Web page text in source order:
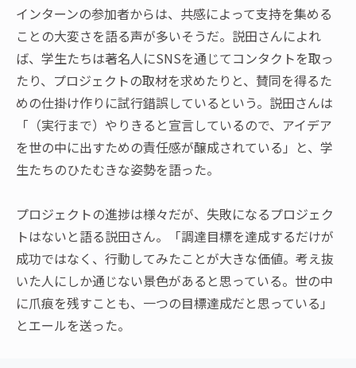
インターンの参加者からは、共感によって支持を集める
ことの大変さを語る声が多いそうだ。説田さんによれ
ば、学生たちは著名人にSNSを通じてコンタクトを取っ
たり、プロジェクトの取材を求めたりと、賛同を得るた
めの仕掛け作りに試行錯誤しているという。説田さんは
「（実行まで）やりきると宣言しているので、アイデア
を世の中に出すための責任感が醸成されている」と、学
生たちのひたむきな姿勢を語った。
プロジェクトの進捗は様々だが、失敗になるプロジェク
トはないと語る説田さん。「調達目標を達成するだけが
成功ではなく、行動してみたことが大きな価値。考え抜
いた人にしか通じない景色があると思っている。世の中
に爪痕を残すことも、一つの目標達成だと思っている」
とエールを送った。